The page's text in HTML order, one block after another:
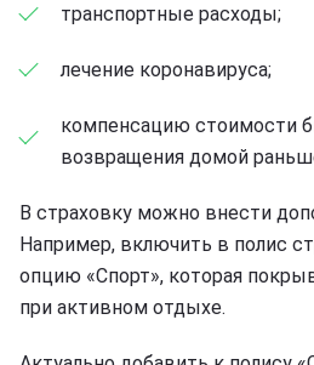
транспортные расходы;
лечение коронавируса;
компенсацию стоимости
возвращения домой
В страховку можно внести
Например, включить в полис
опцию «Спорт», которая
при активном отдыхе.